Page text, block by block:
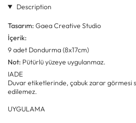
Description
Tasarım: Gaea Creative Studio
İçerik:
9 adet Dondurma (8x17cm)
Not: Pütürlü yüzeye uygulanmaz.
IADE
Duvar etiketlerinde, çabuk zarar görmesi
edilemez.
UYGULAMA